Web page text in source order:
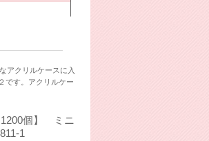
アクリルケースに入
です。アクリルケー
1200個】 ミニ
1